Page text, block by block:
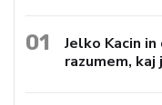
01
Jelko Kacin
razumem,